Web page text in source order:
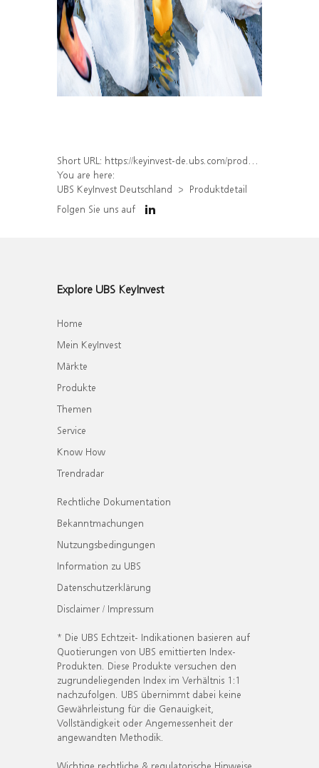
Short URL: https://keyinvest-de.ubs.com/produkt/detail/index/isin/DE000WA7BCN3
You are here:
UBS KeyInvest Deutschland
Produktdetail
Folgen Sie uns auf
Explore UBS KeyInvest
Home
Mein KeyInvest
Märkte
Produkte
Themen
Service
Know How
Trendradar
Rechtliche Dokumentation
Bekanntmachungen
Nutzungsbedingungen
Information zu UBS
Datenschutzerklärung
Disclaimer / Impressum
* Die UBS Echtzeit- Indikationen basieren auf
Quotierungen von UBS emittierten Index-
Produkten. Diese Produkte versuchen den
zugrundeliegenden Index im Verhältnis 1:1
nachzufolgen. UBS übernimmt dabei keine
Gewährleistung für die Genauigkeit,
Vollständigkeit oder Angemessenheit der
angewandten Methodik.